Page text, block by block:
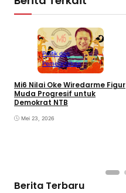
Politik dan
Pemerintahan
Mi6 Nilai Oke Wiredarme Figur
Muda Progresif untuk
Demokrat NTB
Mei 23, 2026
Berita Terbaru